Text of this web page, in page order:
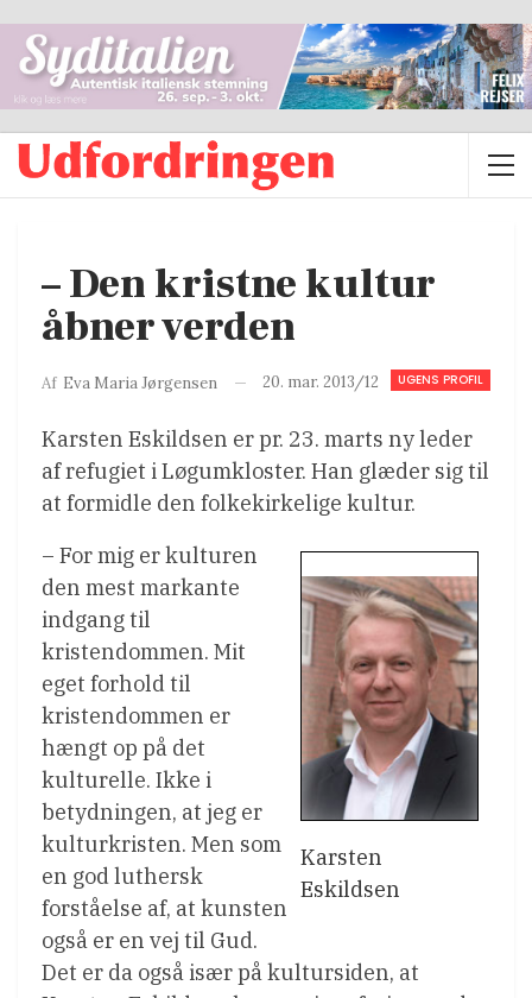
– Den kristne kultur
åbner verden
UGENS PROFIL
Af Eva Maria Jørgensen 20. mar. 2013/12
Karsten Eskildsen er pr. 23. marts ny leder
af refugiet i Løgumkloster. Han glæder sig til
at formidle den folkekirkelige kultur.
Karsten
Eskildsen
– For mig er kulturen
den mest markante
indgang til
kristendommen. Mit
eget forhold til
kristendommen er
hængt op på det
kulturelle. Ikke i
betydningen, at jeg er
kulturkristen. Men som
en god luthersk
forståelse af, at kunsten
også er en vej til Gud.
Det er da også især på kultursiden, at